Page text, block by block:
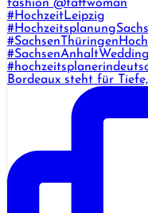
Bordeaux steht für